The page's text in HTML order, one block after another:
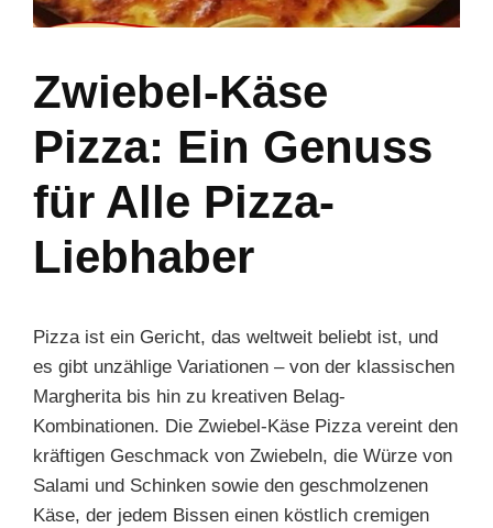
Zwiebel-Käse
Pizza: Ein Genuss
für Alle Pizza-
Liebhaber
Pizza ist ein Gericht, das weltweit beliebt ist, und
es gibt unzählige Variationen – von der klassischen
Margherita bis hin zu kreativen Belag-
Kombinationen. Die Zwiebel-Käse Pizza vereint den
kräftigen Geschmack von Zwiebeln, die Würze von
Salami und Schinken sowie den geschmolzenen
Käse, der jedem Bissen einen köstlich cremigen